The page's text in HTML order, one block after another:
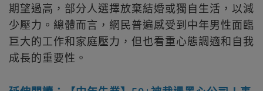
期望過高，部分人選擇放棄結婚或獨自生活，以減
少壓力。總體而言，網民普遍感受到中年男性面臨
巨大的工作和家庭壓力，但也看重心態調適和自我
成長的重要性。